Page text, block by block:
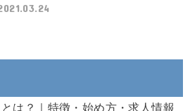
は？｜特徴・始め方・求人情報